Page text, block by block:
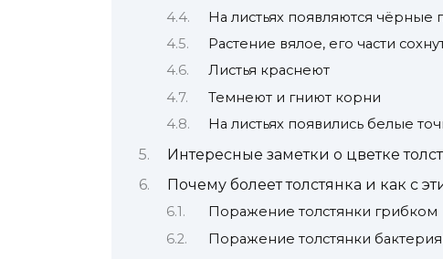
На листьях появляются чёрные
Растение вялое, его части
Листья краснеют
Темнеют и гниют корни
На листьях появились белые
Интересные заметки о цветке
Почему болеет толстянка и как с
Поражение толстянки грибком
Поражение толстянки